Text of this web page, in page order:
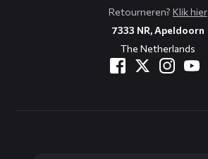
Retourneren? Klik hier
7333 NR, Apeldoorn
The Netherlands